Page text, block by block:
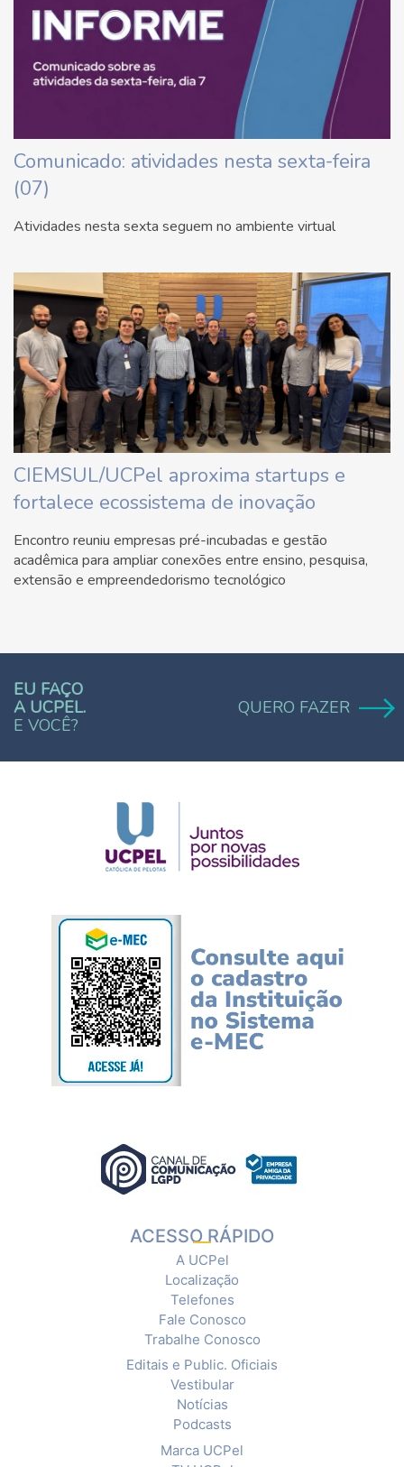
Comunicado: atividades nesta sexta-feira
(07)
Atividades nesta sexta seguem no ambiente virtual
CIEMSUL/UCPel aproxima startups e
fortalece ecossistema de inovação
Encontro reuniu empresas pré-incubadas e gestão
acadêmica para ampliar conexões entre ensino, pesquisa,
extensão e empreendedorismo tecnológico
EU FAÇO
A UCPEL.
E VOCÊ?
QUERO FAZER
ACESSO RÁPIDO
A UCPel
Localização
Telefones
Fale Conosco
Trabalhe Conosco
Editais e Public. Oficiais
Vestibular
Notícias
Podcasts
Marca UCPel